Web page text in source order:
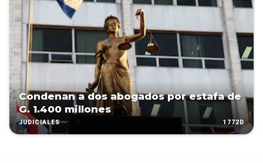
Condenan a dos abogados por estafa de
G. 1.400 millones
JUDICIALES 1772D